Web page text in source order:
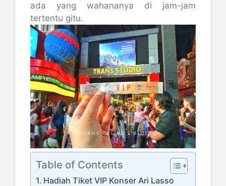
ada yang wahananya di jam-jam
tertentu gitu.
Table of Contents
Hadiah Tiket VIP Konser Ari Lasso